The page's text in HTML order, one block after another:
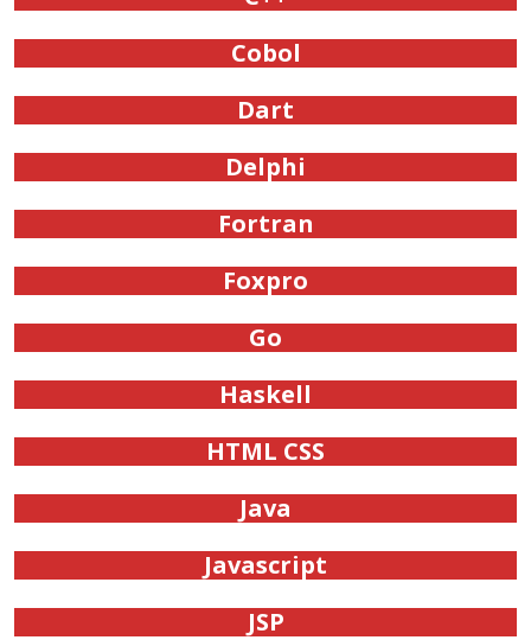
Cobol
Dart
Delphi
Fortran
Foxpro
Go
Haskell
HTML CSS
Java
Javascript
JSP